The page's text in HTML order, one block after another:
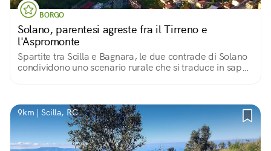
BORGO
Solano, parentesi agreste fra il Tirreno e
l'Aspromonte
Spartite tra Scilla e Bagnara, le due contrade di Solano
condividono uno scenario rurale che si traduce in sapori
9km | Scilla, RC